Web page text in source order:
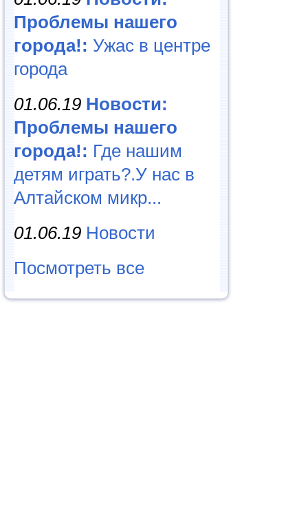
Проблемы нашего
города!: Ужас в центре
города
01.06.19 Новости:
Проблемы нашего
города!: Где нашим
детям играть?.У нас в
Алтайском микр...
01.06.19 Новости
Посмотреть все